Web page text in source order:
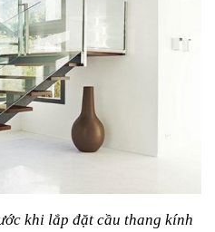
khi lắp đặt cầu thang kính